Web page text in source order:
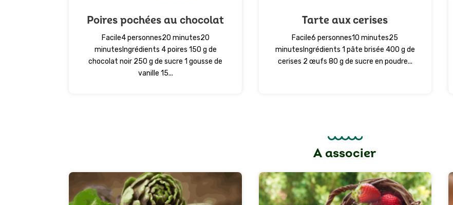
Poires pochées au chocolat
Facile4 personnes20 minutes20
minutesIngrédients 4 poires 150 g de
chocolat noir 250 g de sucre 1 gousse de
vanille 15...
Tarte aux cerises
Facile6 personnes10 minutes25
minutesIngrédients 1 pâte brisée 400 g de
cerises 2 œufs 80 g de sucre en poudre...
A associer